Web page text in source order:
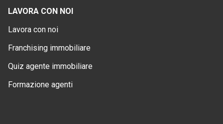
LAVORA CON NOI
Lavora con noi
Franchising immobiliare
Quiz agente immobiliare
Formazione agenti